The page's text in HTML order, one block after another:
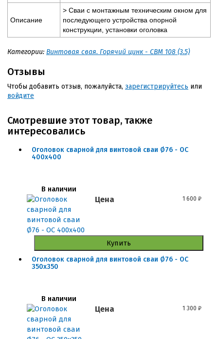
Описание
> Сваи с монтажным техническим окном для
последующего устройства опорной
конструкции, установки оголовка
Категории: Винтовая свая. Горячий цинк - СВМ 108 (3.5)
Отзывы
Чтобы добавить отзыв, пожалуйста, зарегистрируйтесь или
войдите
Смотревшие этот товар, также
интересовались
Оголовок сварной для винтовой сваи Ø76 - ОС
400x400
В наличии
Цена 1 600₽
Купить
Оголовок сварной для винтовой сваи Ø76 - ОС
350x350
В наличии
Цена 1 300₽